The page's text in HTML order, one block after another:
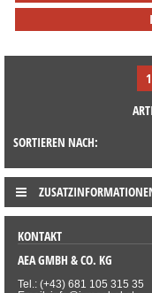
1
SORTIEREN NACH:
KONTAKT
AEA GMBH & CO. KG
Tel.: (+43) 681 105 315 35